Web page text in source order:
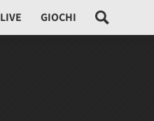
LIVE GIOCHI